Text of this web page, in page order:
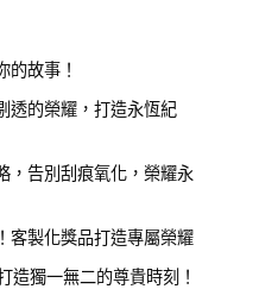
的故事！
透的榮耀，打造永恆紀
，告別刮痕氧化，榮耀永
客製化獎品打造專屬榮耀
造獨一無二的尊貴時刻！